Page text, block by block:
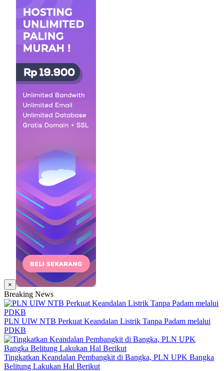
×
Breaking News
PLN UIW NTB Perkuat Keandalan Listrik Tanpa Padam melalui
PDKB
Tingkatkan Keandalan Pembangkit di Bangka, PLN UPK Bangka
Belitung Lakukan Hal Berikut